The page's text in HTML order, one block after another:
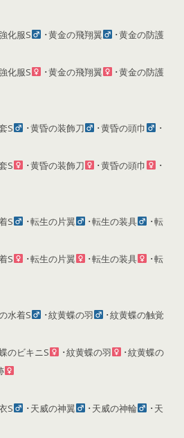
化服S ･黄金の飛翔翼
･黄金の防護
化服S ･黄金の飛翔翼
･黄金の防護
S ･黄昏の装飾刀 ･黄昏の頭巾
･
S ･黄昏の装飾刀 ･黄昏の頭巾
･
S ･転生の片翼 ･転生の装具
･転
S ･転生の片翼 ･転生の装具
･転
水着S ･紋黄蝶の羽
･紋黄蝶の触覚
のビキニS ･紋黄蝶の羽
･紋黄蝶の
S ･天威の神翼 ･天威の神輪
･天